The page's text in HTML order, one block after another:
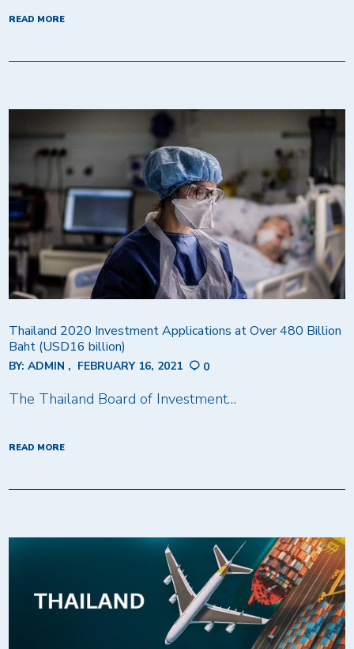
READ MORE
Thailand 2020 Investment Applications at Over 480 Billion
Baht (USD16 billion)
BY:ADMIN FEBRUARY 16, 2021 0
The Thailand Board of Investment…
READ MORE